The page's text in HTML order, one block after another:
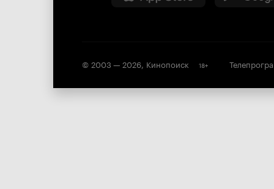
© 2003 — 2026, Кинопоиск 18+